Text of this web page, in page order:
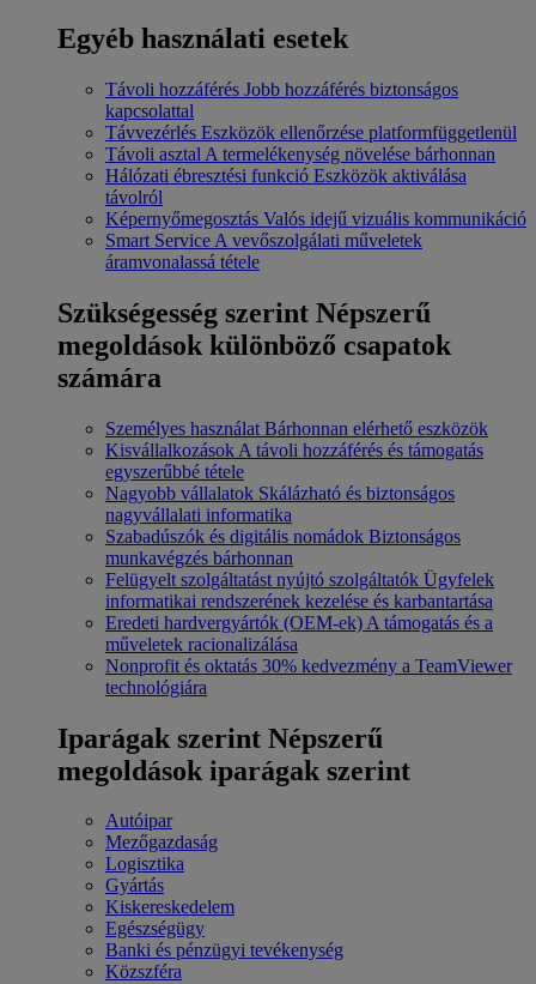
Egyéb használati esetek
Távoli hozzáférés Jobb hozzáférés biztonságos
kapcsolattal
Távvezérlés Eszközök ellenőrzése platformfüggetlenül
Távoli asztal A termelékenység növelése bárhonnan
Hálózati ébresztési funkció Eszközök aktiválása
távolról
Képernyőmegosztás Valós idejű vizuális kommunikáció
Smart Service A vevőszolgálati műveletek
áramvonalassá tétele
Szükségesség szerint Népszerű
megoldások különböző csapatok
számára
Személyes használat Bárhonnan elérhető eszközök
Kisvállalkozások A távoli hozzáférés és támogatás
egyszerűbbé tétele
Nagyobb vállalatok Skálázható és biztonságos
nagyvállalati informatika
Szabadúszók és digitális nomádok Biztonságos
munkavégzés bárhonnan
Felügyelt szolgáltatást nyújtó szolgáltatók Ügyfelek
informatikai rendszerének kezelése és karbantartása
Eredeti hardvergyártók (OEM-ek) A támogatás és a
műveletek racionalizálása
Nonprofit és oktatás 30% kedvezmény a TeamViewer
technológiára
Iparágak szerint Népszerű
megoldások iparágak szerint
Autóipar
Mezőgazdaság
Logisztika
Gyártás
Kiskereskedelem
Egészségügy
Banki és pénzügyi tevékenység
Közszféra